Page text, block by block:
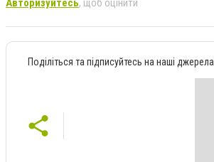
Авторизуйтесь, щоб оцінити
Поділіться та підписуйтесь на наші джерела